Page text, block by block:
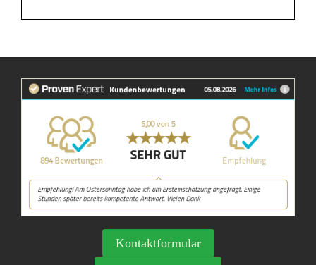
Kontaktformular